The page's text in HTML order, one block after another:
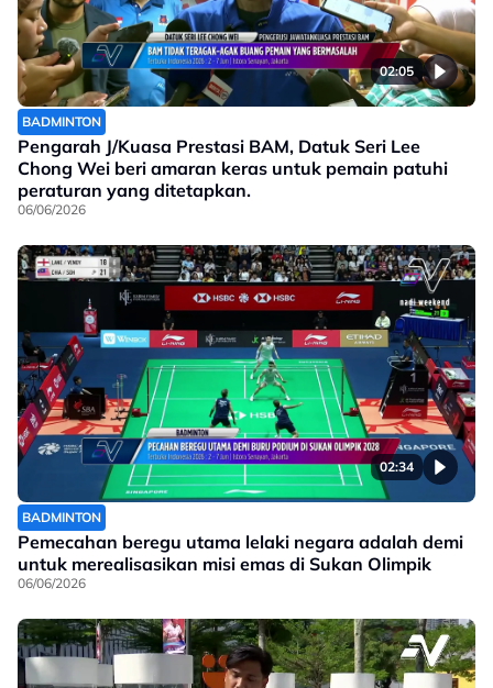
02:05
BADMINTON
Pengarah J/Kuasa Prestasi BAM, Datuk Seri Lee
Chong Wei beri amaran keras untuk pemain patuhi
peraturan yang ditetapkan.
06/06/2026
02:34
BADMINTON
Pemecahan beregu utama lelaki negara adalah demi
untuk merealisasikan misi emas di Sukan Olimpik
06/06/2026